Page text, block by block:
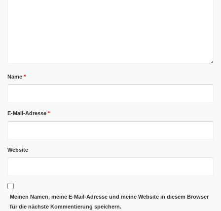
Name *
E-Mail-Adresse *
Website
Meinen Namen, meine E-Mail-Adresse und meine Website in diesem Browser
für die nächste Kommentierung speichern.